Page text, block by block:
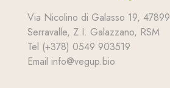
Via Nicolino di Galasso 19, 47899
Serravalle, Z.I. Galazzano, RSM
Tel (+378) 0549 903519
Email info@vegup.bio